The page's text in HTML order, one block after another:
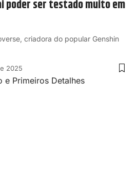
poder ser testado muito em
criadora do popular Genshin
2025